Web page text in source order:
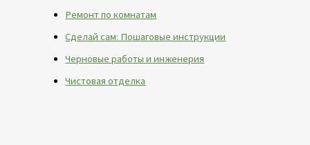
Ремонт по комнатам
Сделай сам: Пошаговые инструкции
Черновые работы и инженерия
Чистовая отделка